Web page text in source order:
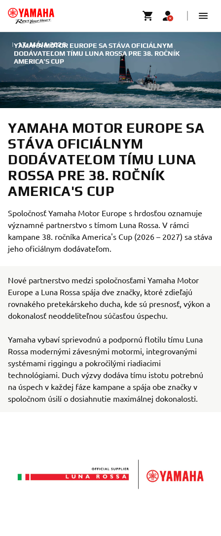
YAMAHA MOTOR EUROPE SA STÁVA OFICIÁLNYM
DODÁVATEĽOM TÍMU LUNA ROSSA PRE 38. ROČNÍK
AMERICA'S CUP
| 17. MÁJA 2026
YAMAHA MOTOR EUROPE SA
STÁVA OFICIÁLNYM
DODÁVATEĽOM TÍMU LUNA
ROSSA PRE 38. ROČNÍK
AMERICA'S CUP
Spoločnosť Yamaha Motor Europe s hrdosťou oznamuje
významné partnerstvo s tímom Luna Rossa. V rámci
kampane 38. ročníka America's Cup (2026 – 2027) sa stáva
jeho oficiálnym dodávateľom.
Nové partnerstvo medzi spoločnosťami Yamaha Motor
Europe a Luna Rossa spája dve značky, ktoré zdieľajú
rovnakého pretekárskeho ducha, kde sú presnosť, výkon a
dokonalosť neoddeliteľnou súčasťou úspechu.
Yamaha vybaví sprievodnú a podpornú flotilu tímu Luna
Rossa modernými závesnými motormi, integrovanými
systémami riggingu a pokročilými riadiacimi
technológiami. Duch výzvy dodáva tímu istotu potrebnú
na úspech v každej fáze kampane a spája obe značky v
spoločnom úsilí o dosiahnutie maximálnej dokonalosti.